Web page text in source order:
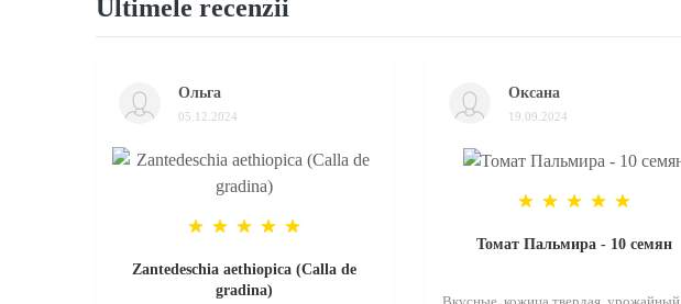
Ultimele recenzii
Ольга
05.12.2024
Zantedeschia aethiopica (Calla de
gradina)
Оксана
19.09.2024
Томат Пальмира - 10 семян